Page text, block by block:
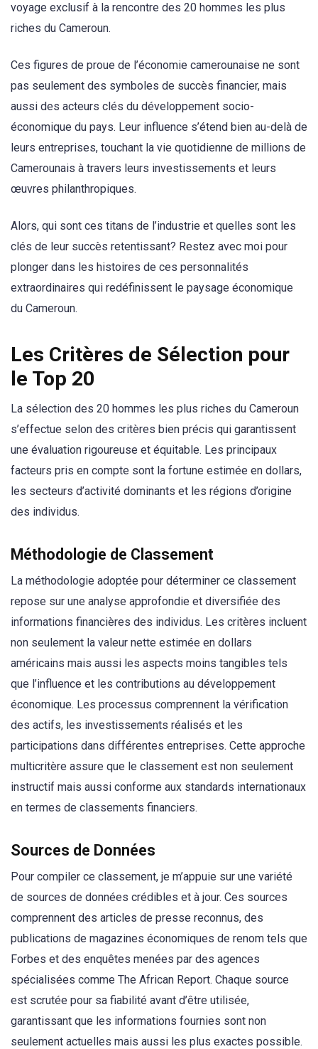
voyage exclusif à la rencontre des 20 hommes les plus
riches du Cameroun.
Ces figures de proue de l’économie camerounaise ne sont
pas seulement des symboles de succès financier, mais
aussi des acteurs clés du développement socio-
économique du pays. Leur influence s’étend bien au-delà de
leurs entreprises, touchant la vie quotidienne de millions de
Camerounais à travers leurs investissements et leurs
œuvres philanthropiques.
Alors, qui sont ces titans de l’industrie et quelles sont les
clés de leur succès retentissant? Restez avec moi pour
plonger dans les histoires de ces personnalités
extraordinaires qui redéfinissent le paysage économique
du Cameroun.
Les Critères de Sélection pour
le Top 20
La sélection des 20 hommes les plus riches du Cameroun
s’effectue selon des critères bien précis qui garantissent
une évaluation rigoureuse et équitable. Les principaux
facteurs pris en compte sont la fortune estimée en dollars,
les secteurs d’activité dominants et les régions d’origine
des individus.
Méthodologie de Classement
La méthodologie adoptée pour déterminer ce classement
repose sur une analyse approfondie et diversifiée des
informations financières des individus. Les critères incluent
non seulement la valeur nette estimée en dollars
américains mais aussi les aspects moins tangibles tels
que l’influence et les contributions au développement
économique. Les processus comprennent la vérification
des actifs, les investissements réalisés et les
participations dans différentes entreprises. Cette approche
multicritère assure que le classement est non seulement
instructif mais aussi conforme aux standards internationaux
en termes de classements financiers.
Sources de Données
Pour compiler ce classement, je m’appuie sur une variété
de sources de données crédibles et à jour. Ces sources
comprennent des articles de presse reconnus, des
publications de magazines économiques de renom tels que
Forbes et des enquêtes menées par des agences
spécialisées comme The African Report. Chaque source
est scrutée pour sa fiabilité avant d’être utilisée,
garantissant que les informations fournies sont non
seulement actuelles mais aussi les plus exactes possible.